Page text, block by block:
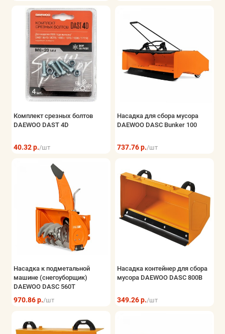
Комплект срезных болтов
DAEWOO DAST 4D
40.32 р./шт
Насадка для сбора мусора
DAEWOO DASC Bunker 100
737.76 р./шт
Насадка к подметальной
машине (снегоуборщик)
DAEWOO DASC 560T
970.86 р./шт
Насадка контейнер для сбора
мусора DAEWOO DASC 800B
349.26 р./шт